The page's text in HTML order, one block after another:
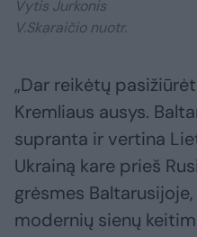
Vytis Jurkonis
V.Skaraičio nuotr.
„Dar reikėtų
Kremliaus ausys.
supranta ir vertina
Ukrainą kare prieš
grėsmes
modernių sienų